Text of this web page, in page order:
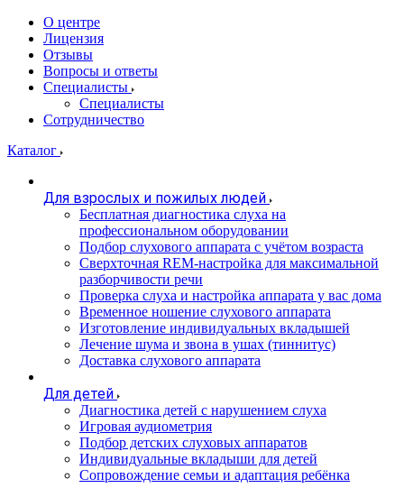
О центре
Лицензия
Отзывы
Вопросы и ответы
Специалисты
Специалисты
Сотрудничество
Каталог
Для взрослых и пожилых людей
Бесплатная диагностика слуха на
профессиональном оборудовании
Подбор слухового аппарата с учётом возраста
Сверхточная REM-настройка для максимальной
разборчивости речи
Проверка слуха и настройка аппарата у вас дома
Временное ношение слухового аппарата
Изготовление индивидуальных вкладышей
Лечение шума и звона в ушах (тиннитус)
Доставка слухового аппарата
Для детей
Диагностика детей с нарушением слуха
Игровая аудиометрия
Подбор детских слуховых аппаратов
Индивидуальные вкладыши для детей
Сопровождение семьи и адаптация ребёнка